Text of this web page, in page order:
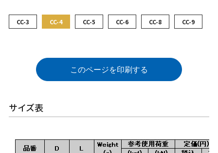
CC-3 CC-4 CC-5 CC-6 CC-8 CC-9
このページを印刷する
サイズ表